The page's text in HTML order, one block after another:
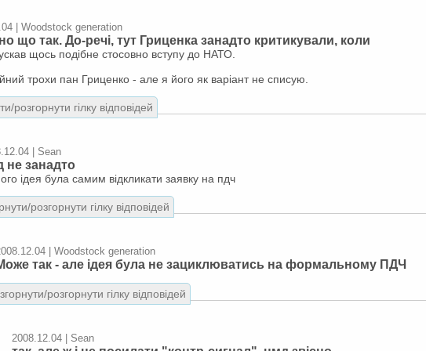
| Woodstock generation
що так. До-речі, тут Гриценка занадто критикували, коли
щось подібне стосовно вступу до НАТО.
трохи пан Гриценко - але я його як варіант не списую.
розгорнути гілку відповідей
| Sean
не занадто
ідея була самим відкликати заявку на пдч
розгорнути гілку відповідей
| Woodstock generation
так - але ідея була не зациклюватись на формальному ПДЧ
згорнути/розгорнути гілку відповідей
2008.12.04 | Sean